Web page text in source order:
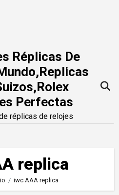
Réplicas De
Perfectas
réplicas de relojes
replica
iwc AAA replica